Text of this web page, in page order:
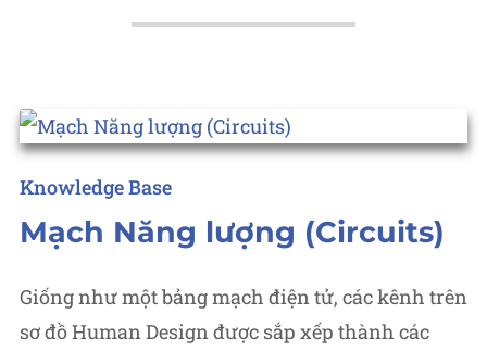
Posted
in
Knowledge Base
Mạch Năng lượng (Circuits)
Giống như một bảng mạch điện tử, các kênh trên
sơ đồ Human Design được sắp xếp thành các